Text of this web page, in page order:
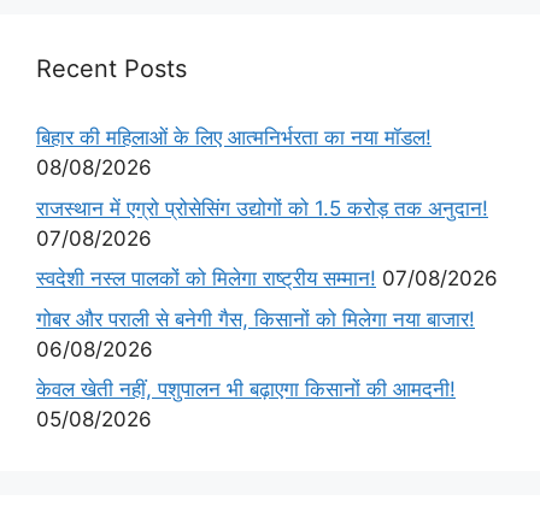
Recent Posts
बिहार की महिलाओं के लिए आत्मनिर्भरता का नया मॉडल!
08/08/2026
राजस्थान में एग्रो प्रोसेसिंग उद्योगों को 1.5 करोड़ तक अनुदान!
07/08/2026
स्वदेशी नस्ल पालकों को मिलेगा राष्ट्रीय सम्मान! 07/08/2026
गोबर और पराली से बनेगी गैस, किसानों को मिलेगा नया बाजार!
06/08/2026
केवल खेती नहीं, पशुपालन भी बढ़ाएगा किसानों की आमदनी!
05/08/2026